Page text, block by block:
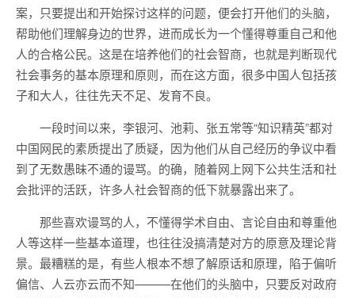
案，只要提出和开始探讨这样的问题，便会打开他们的头脑，
帮助他们理解身边的世界，进而成长为一个懂得尊重自己和他
人的合格公民。这是在培养他们的社会智商，也就是判断现代
社会事务的基本原理和原则，而在这方面，很多中国人包括孩
子和大人，往往先天不足、发育不良。
一段时间以来，李银河、池莉、张五常等“知识精英”都对
中国网民的素质提出了质疑，因为他们从自己经历的争议中看
到了无数愚昧不通的谩骂。的确，随着网上网下公共生活和社
会批评的活跃，许多人社会智商的低下就暴露出来了。
那些喜欢谩骂的人，不懂得学术自由、言论自由和尊重他
人等这样一些基本道理，也往往没搞清楚对方的原意及理论背
景。最糟糕的是，有些人根本不想了解原话和原理，陷于偏听
偏信、人云亦云而不知———在他们的头脑中，只要反对政府